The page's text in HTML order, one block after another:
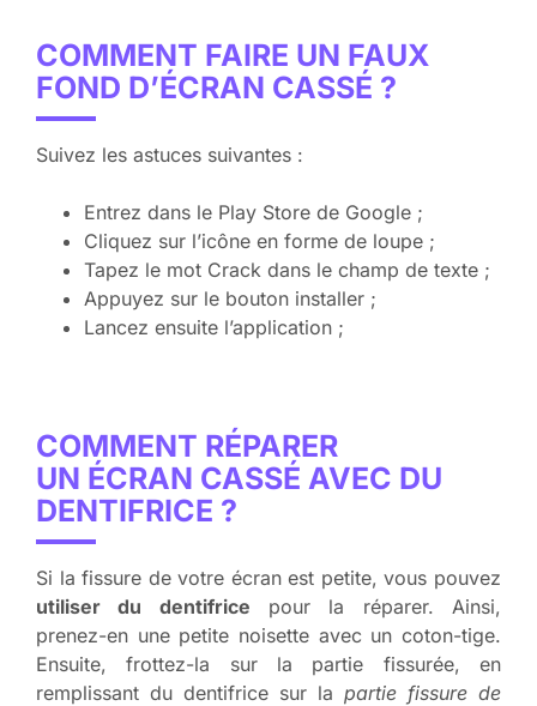
COMMENT FAIRE UN FAUX
FOND D’ÉCRAN CASSÉ ?
Suivez les astuces suivantes :
Entrez dans le Play Store de Google ;
Cliquez sur l’icône en forme de loupe ;
Tapez le mot Crack dans le champ de texte ;
Appuyez sur le bouton installer ;
Lancez ensuite l’application ;
COMMENT RÉPARER
UN ÉCRAN CASSÉ AVEC DU
DENTIFRICE ?
Si la fissure de votre écran est petite, vous pouvez
utiliser du dentifrice pour la réparer. Ainsi,
prenez-en une petite noisette avec un coton-tige.
Ensuite, frottez-la sur la partie fissurée, en
remplissant du dentifrice sur la partie fissure de